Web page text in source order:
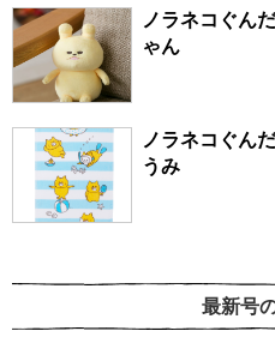
ノラネコぐん
ゃん
ノラネコぐん
うみ
最新号